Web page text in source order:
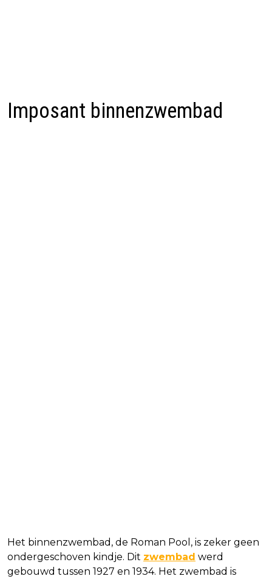
Imposant binnenzwembad
Het binnenzwembad, de Roman Pool, is zeker geen
ondergeschoven kindje. Dit zwembad werd
gebouwd tussen 1927 en 1934. Het zwembad is